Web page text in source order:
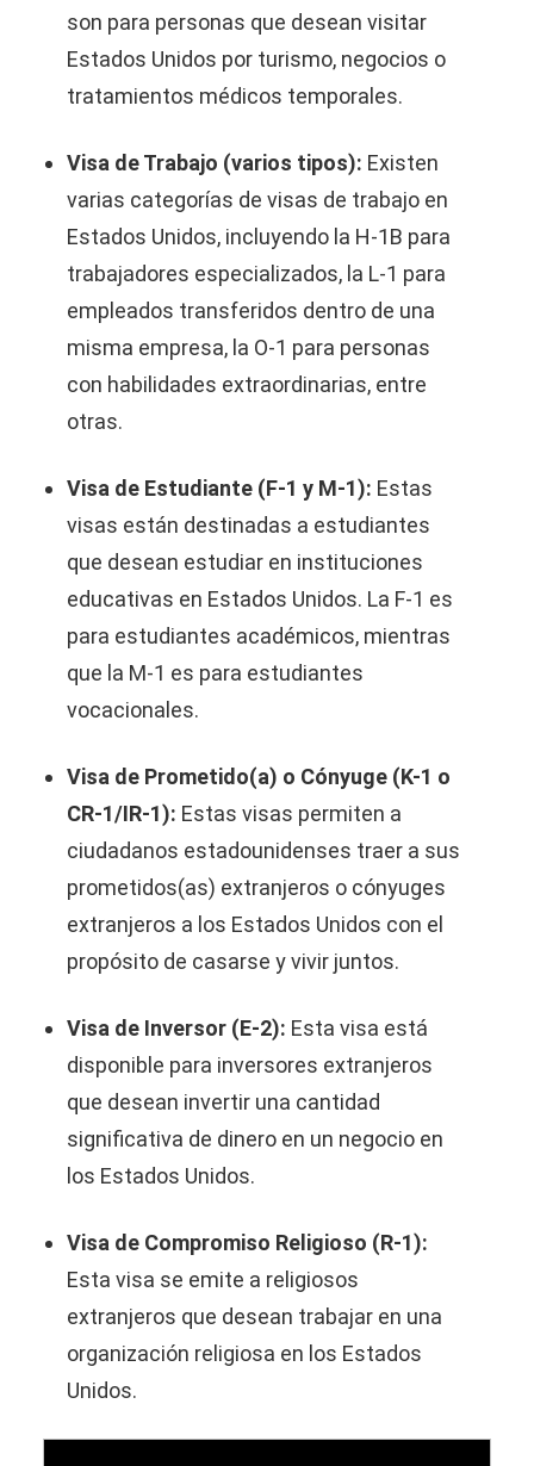
son para personas que desean visitar
Estados Unidos por turismo, negocios o
tratamientos médicos temporales.
Visa de Trabajo (varios tipos): Existen
varias categorías de visas de trabajo en
Estados Unidos, incluyendo la H-1B para
trabajadores especializados, la L-1 para
empleados transferidos dentro de una
misma empresa, la O-1 para personas
con habilidades extraordinarias, entre
otras.
Visa de Estudiante (F-1 y M-1): Estas
visas están destinadas a estudiantes
que desean estudiar en instituciones
educativas en Estados Unidos. La F-1 es
para estudiantes académicos, mientras
que la M-1 es para estudiantes
vocacionales.
Visa de Prometido(a) o Cónyuge (K-1 o
CR-1/IR-1): Estas visas permiten a
ciudadanos estadounidenses traer a sus
prometidos(as) extranjeros o cónyuges
extranjeros a los Estados Unidos con el
propósito de casarse y vivir juntos.
Visa de Inversor (E-2): Esta visa está
disponible para inversores extranjeros
que desean invertir una cantidad
significativa de dinero en un negocio en
los Estados Unidos.
Visa de Compromiso Religioso (R-1):
Esta visa se emite a religiosos
extranjeros que desean trabajar en una
organización religiosa en los Estados
Unidos.